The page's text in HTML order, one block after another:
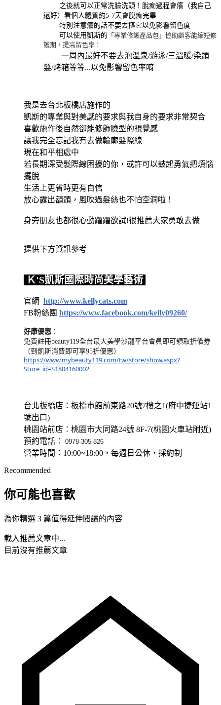
之後就可以正常洗臉洗頭！脫痂過程會癢（我自己
還好）看個人體質約5-7天會脫痂完畢
特別注意癢的話不要去摳它以免影響留色度
可以使用凱斯的 「專業修護產品包」協助顧客能縮短修
護期，提高留色率！
一周內最好不要去泡溫泉/游泳/三溫暖/染頭
髮/烤箱等等...以免影響留色率唷
我是去台北板橋店施作的
凱斯的專業與對美感的要求與我自身的要求非常契合
喜歡施作後自然卻能修飾臉型的視覺感
讓我完全忘記我有去做輪廓髮際線
現在和平相處中
若長期深受髮際線困擾的你，或許可以鼓起勇氣把煩惱
擺脫
生活上更省時更有自信
放心露出額頭，風吹過髮絲也不怕空洞啦！
身旁朋友也都很心動躍躍欲試!很推薦大家勇敢去做
提供下方資訊參考
Ｋ'S凱斯國際時尚美學藝術
官網 http://www.kellycats.com
FB粉絲團 https://www.facebook.com/kelly09260/
好康優惠 ：
免費註冊beauty119全台最大美學沙龍平台會員即可領取折價券
（到凱斯消費即可享95折優惠）
https://www.mybeauty119.com/tw/store/show.aspx?
Store_id=S1804160002
台北板橋店：板橋市館前東路20號7樓之1(府中捷運站1
號出口)
桃園站前店：桃園市大同路24號 8F-7(桃園火車站附近)
預約電話： 0978-305-826
營業時間：10:00~18:00，每週日公休，採約制
Recommended
你可能也喜歡
為你精選 3 篇值得延伸閱讀的內容
載入推薦文章中...
目前沒有推薦文章